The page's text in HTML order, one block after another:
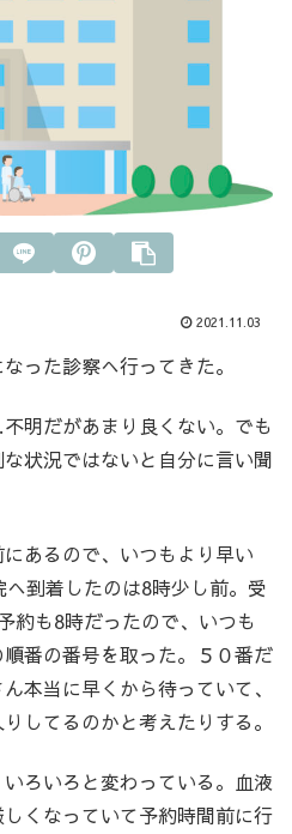
2021.11.03
った診察へ行ってきた。
明だがあまり良くない。でも
状況ではないと自分に言い聞
あるので、いつもより早い
へ到着したのは8時少し前。受
約も8時だったので、いつも
番の番号を取った。５０番だ
本当に早くから待っていて、
してるのかと考えたりする。
ろいろと変わっている。血液
くなっていて予約時間前に行